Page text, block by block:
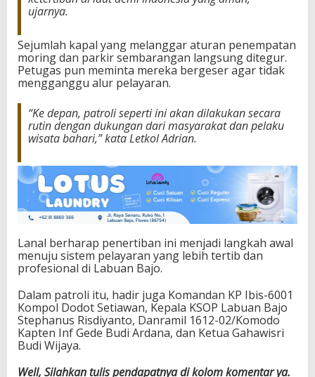
ujarnya.
Sejumlah kapal yang melanggar aturan penempatan
moring dan parkir sembarangan langsung ditegur.
Petugas pun meminta mereka bergeser agar tidak
mengganggu alur pelayaran.
“Ke depan, patroli seperti ini akan dilakukan secara
rutin dengan dukungan dari masyarakat dan pelaku
wisata bahari,” kata Letkol Adrian.
Lanal berharap penertiban ini menjadi langkah awal
menuju sistem pelayaran yang lebih tertib dan
profesional di Labuan Bajo.
Dalam patroli itu, hadir juga Komandan KP Ibis-6001
Kompol Dodot Setiawan, Kepala KSOP Labuan Bajo
Stephanus Risdiyanto, Danramil 1612-02/Komodo
Kapten Inf Gede Budi Ardana, dan Ketua Gahawisri
Budi Wijaya.
Well, Silahkan tulis pendapatnya di kolom komentar ya.